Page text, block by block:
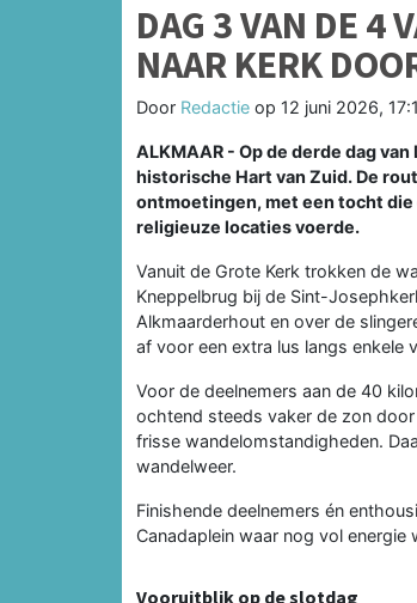
DAG 3 VAN DE 4
NAAR KERK
Door Redactie op 12 juni 2026,
ALKMAAR - Op de derde dag
historische Hart van Zuid. De
ontmoetingen, met een tocht
religieuze locaties voerde.
Vanuit de Grote Kerk trokken de
Kneppelbrug bij de Sint-
Alkmaarderhout en over de
af voor een extra lus langs enkele
Voor de deelnemers aan de 40
ochtend steeds vaker de zon
frisse wandelomstandigheden.
wandelweer.
Finishende deelnemers én
Canadaplein waar nog vol
Vooruitblik op de slotdag